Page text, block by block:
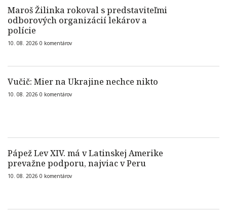
Maroš Žilinka rokoval s predstaviteľmi
odborových organizácií lekárov a
polície
10. 08. 2026 0 komentárov
Vučič: Mier na Ukrajine nechce nikto
10. 08. 2026 0 komentárov
Pápež Lev XIV. má v Latinskej Amerike
prevažne podporu, najviac v Peru
10. 08. 2026 0 komentárov